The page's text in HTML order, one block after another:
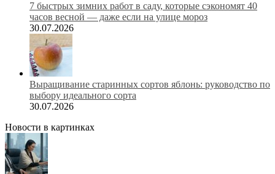
7 быстрых зимних работ в саду, которые сэкономят 40
часов весной — даже если на улице мороз
30.07.2026
Выращивание старинных сортов яблонь: руководство по
выбору идеального сорта
30.07.2026
Новости в картинках